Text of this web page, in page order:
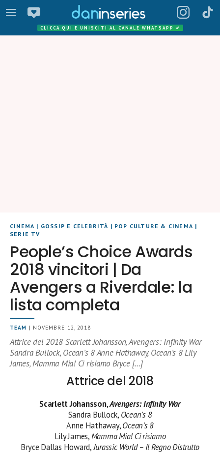
CLICCA QUI E UNISCITI AL CANALE WHATSAPP ✔
CINEMA | GOSSIP E CELEBRITÀ | POP CULTURE & CINEMA |
SERIE TV
People’s Choice Awards
2018 vincitori | Da
Avengers a Riverdale: la
lista completa
TEAM | NOVEMBRE 12, 2018
Attrice del 2018 Scarlett Johansson, Avengers: Infinity War
Sandra Bullock, Ocean’s 8 Anne Hathaway, Ocean’s 8 Lily
James, Mamma Mia! Ci risiamo Bryce […]
Attrice del 2018
Scarlett Johansson,Avengers: Infinity War
Sandra Bullock, Ocean’s 8
Anne Hathaway,Ocean’s 8
Lily James,Mamma Mia! Ci risiamo
Bryce Dallas Howard,Jurassic World – Il Regno Distrutto